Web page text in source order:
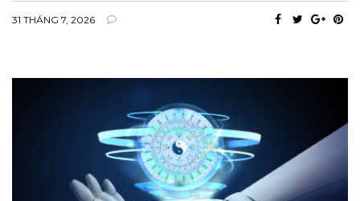
31 THÁNG 7, 2026